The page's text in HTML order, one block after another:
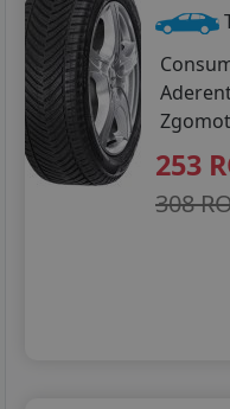
185/50R16
185/55R16
185/75R16
195/45R16
Zgomot
253
308